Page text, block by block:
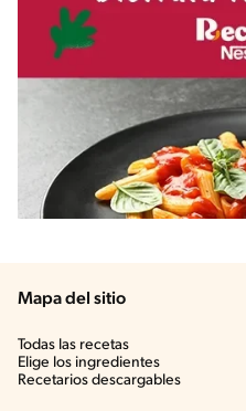
Mapa del sitio
Todas las recetas
Elige los ingredientes
Recetarios descargables